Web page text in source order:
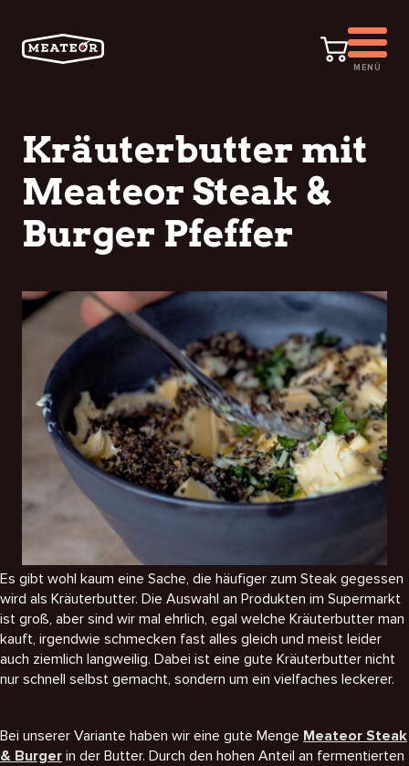
MENÜ
Kräuterbutter mit
Meateor Steak &
Burger Pfeffer
Es gibt wohl kaum eine Sache, die häufiger zum Steak gegessen
wird als Kräuterbutter. Die Auswahl an Produkten im Supermarkt
ist groß, aber sind wir mal ehrlich, egal welche Kräuterbutter man
kauft, irgendwie schmecken fast alles gleich und meist leider
auch ziemlich langweilig. Dabei ist eine gute Kräuterbutter nicht
nur schnell selbst gemacht, sondern um ein vielfaches leckerer.
Bei unserer Variante haben wir eine gute Menge Meateor Steak
& Burger in der Butter. Durch den hohen Anteil an fermentierten